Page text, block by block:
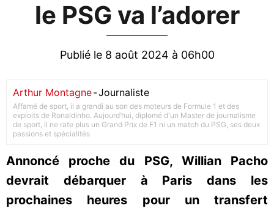
le PSG va l’adorer
Publié le 8 août 2024 à 06h00
Arthur Montagne-Journaliste
Affamé de sport, il a grandi au son des moteurs de Formule 1 et des
exploits de Ronaldinho. Aujourd’hui, diplomé d'un Master de journalisme
de sport, il ne rate plus un Grand Prix de F1 ni un match du PSG, ses deux
passions et spécialités
Annoncé proche du PSG, Willian Pacho
devrait débarquer à Paris dans les
prochaines heures pour un transfert